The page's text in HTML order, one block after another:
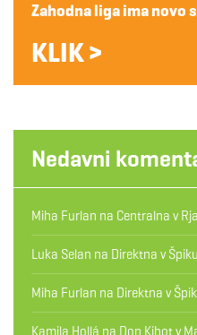
Zahodna liga ima novo
KLIK >
Nedavni
Miha Furlan na Centralna v
Luka Selan na Direktna v Špiku
Miha Furlan na Direktna v
Kamila Hollá na Don Kihot v